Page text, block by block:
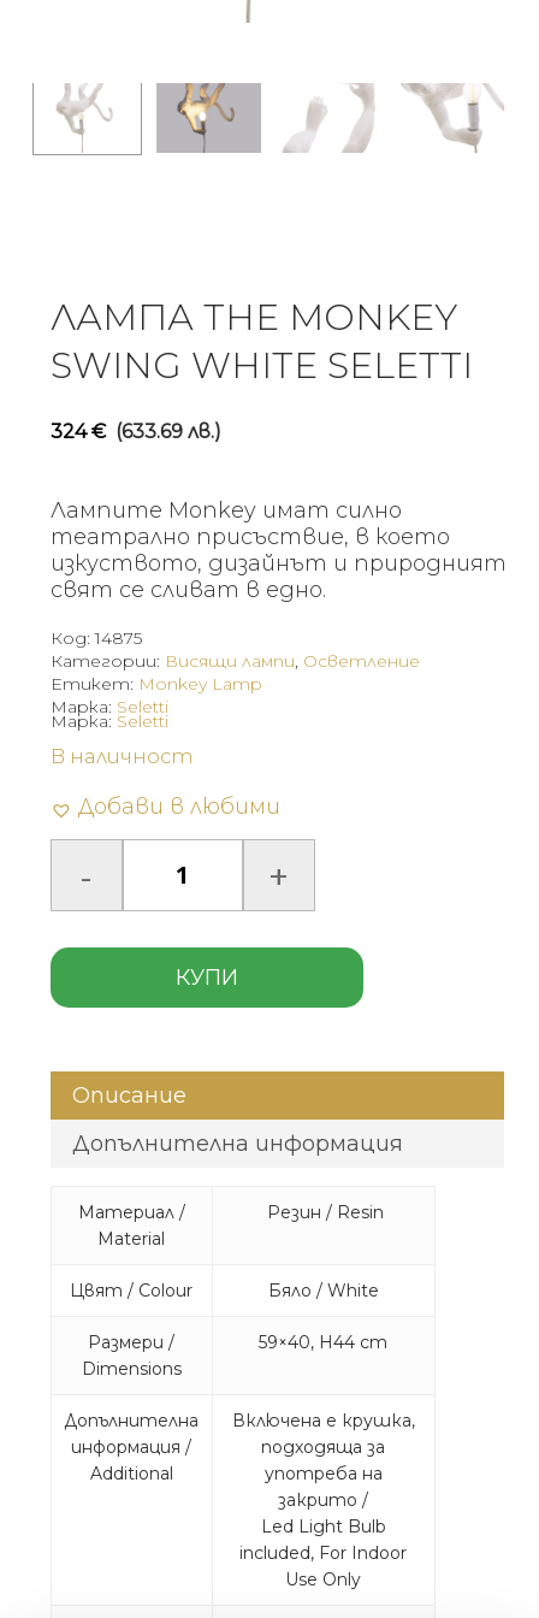
ЛАМПА THE MONKEY
SWING WHITE SELETTI
324€ (633.69 лв.)
Лампите Monkey имат силно
театрално присъствие, в което
изкуството, дизайнът и природният
свят се сливат в едно.
Код:14875
Категории: Висящи лампи, Осветление
Етикет: Monkey Lamp
Марка: Seletti
В наличност
Добави в любими
КУПИ
Марка: Seletti
Описание
Допълнителна информация
Материал /
Material
Резин / Resin
Цвят / Colour Бяло / White
Размери /
Dimensions
59×40, H44 cm
Допълнителна
информация /
Additional
Включена е крушка,
подходяща за
употреба на
закрито /
Led Light Bulb
included, For Indoor
Use Only